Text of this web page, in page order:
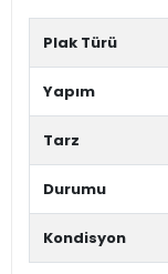
Plak Türü
Yapım
Tarz
Durumu
Kondisyon